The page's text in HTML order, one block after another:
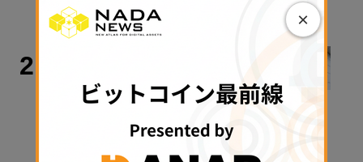
2026年8月8日 08:00
2
金融庁、暗号資産新課のトップに安富
2026年8月7日 17:26
×